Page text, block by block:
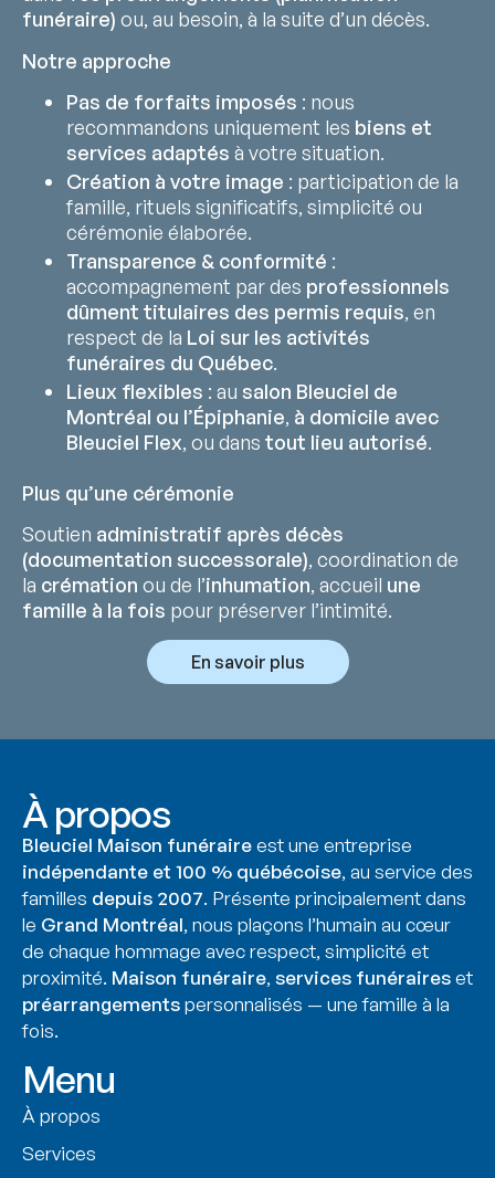
funéraire) ou, au besoin, à la suite d’un décès.
Notre approche
Pas de forfaits imposés : nous
recommandons uniquement les biens et
services adaptés à votre situation.
Création à votre image : participation de la
famille, rituels significatifs, simplicité ou
cérémonie élaborée.
Transparence & conformité :
accompagnement par des professionnels
dûment titulaires des permis requis, en
respect de la Loi sur les activités
funéraires du Québec.
Lieux flexibles : au salon Bleuciel de
Montréal ou l’Épiphanie, à domicile avec
Bleuciel Flex, ou dans tout lieu autorisé.
Plus qu’une cérémonie
Soutien administratif après décès
(documentation successorale), coordination de
la crémation ou de l’inhumation, accueil une
famille à la fois pour préserver l’intimité.
En savoir plus
À propos
Bleuciel Maison funéraireest une entreprise
indépendante et 100 % québécoise, au service des
familles depuis 2007. Présente principalement dans
le Grand Montréal, nous plaçons l’humain au cœur
de chaque hommage avec respect, simplicité et
proximité. Maison funéraire, services funéraireset
préarrangementspersonnalisés — une famille à la
fois.
Menu
À propos
Services